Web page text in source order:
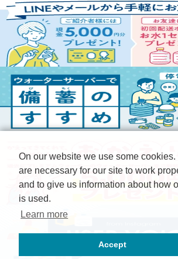
On our website we use some cookies.
are necessary for our site to work
and to give us information about how
is used.
Learn more
Accept